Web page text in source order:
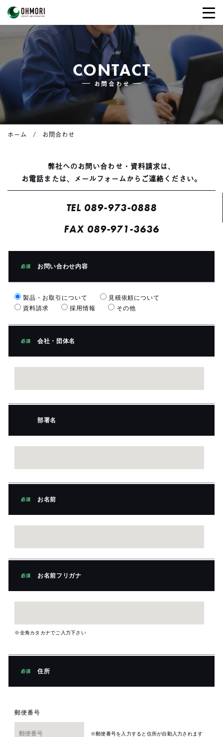
CONTACT
お問合わせ
ホーム お問合わせ
弊社へのお問い合わせ・資料請求は、
お電話または、メールフォームからご連絡ください。
TEL 089-973-0888
FAX 089-971-3636
必須 お問い合わせ内容
製品・お取引について
見積依頼について
資料請求
採用情報 その他
必須 会社・団体名
部署名
必須 お名前
必須 お名前フリガナ
※全角カタカナでご入力下さい
必須 住所
郵便番号
※郵便番号を入力すると住所が自動入力されます